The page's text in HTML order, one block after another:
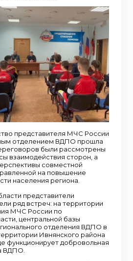
представителя МЧС России
отделением ВДПО прошла
были рассмотрены
взаимодействия сторон, а
совместной
на повышение
населения региона.
представители
ряд встреч: на территории
МЧС России по
центральной базы
отделения ВДПО в
Ивнянского района
функционирует добровольная
ВДПО.